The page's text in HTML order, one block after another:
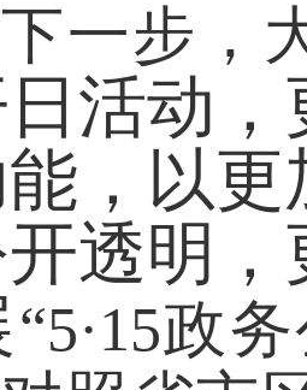
一步，
活动
，以
透明
“5·15政